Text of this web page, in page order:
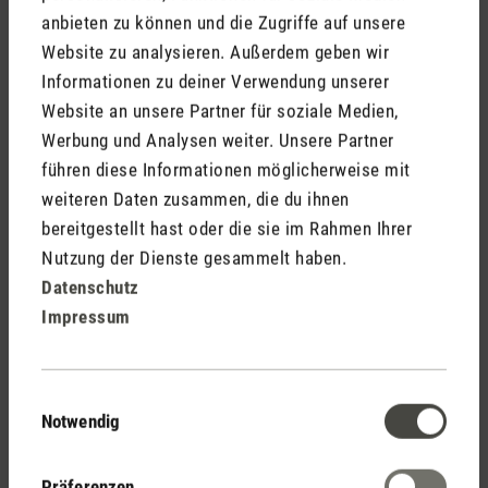
anbieten zu können und die Zugriffe auf unsere
Website zu analysieren. Außerdem geben wir
Informationen zu deiner Verwendung unserer
Website an unsere Partner für soziale Medien,
Werbung und Analysen weiter. Unsere Partner
führen diese Informationen möglicherweise mit
weiteren Daten zusammen, die du ihnen
bereitgestellt hast oder die sie im Rahmen Ihrer
Nutzung der Dienste gesammelt haben.
Datenschutz
Impressum
Notwendig
Möbeln und Textilien verursacht, sondern auch ernsthafte
Gesundheitsrisiken birgt. Atemwegserkrankungen, Allergien
und chronische Beschwerden können die Folge sein, zudem
besteht der Verdacht, dass Schimmel krebserzeugend sein
könnte.
Darüber hinaus fühlt sich ein zu feuchtes Raumklima auch
einfach ungemütlich an. Eine optimale Luftfeuchtigkeit von
40–60 % sorgt hingegen für ein angenehmes und optimales
Raumklima.